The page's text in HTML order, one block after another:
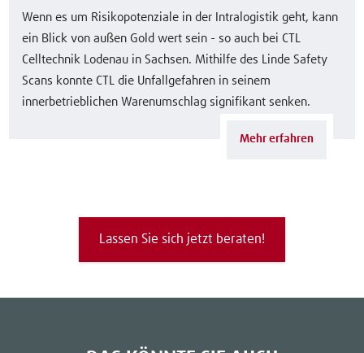
Wenn es um Risikopotenziale in der Intralogistik geht, kann
ein Blick von außen Gold wert sein - so auch bei CTL
Celltechnik Lodenau in Sachsen. Mithilfe des Linde Safety
Scans konnte CTL die Unfallgefahren in seinem
innerbetrieblichen Warenumschlag signifikant senken.
Mehr erfahren
Lassen Sie sich jetzt beraten!